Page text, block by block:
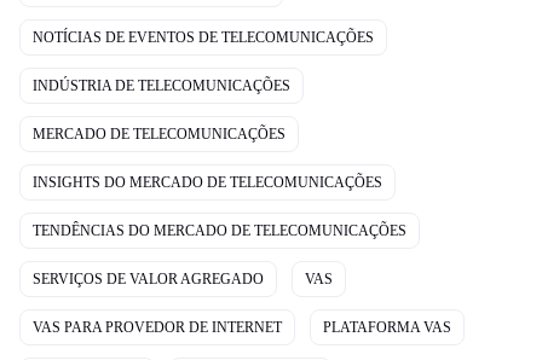
NOTÍCIAS DE EVENTOS DE TELECOMUNICAÇÕES
INDÚSTRIA DE TELECOMUNICAÇÕES
MERCADO DE TELECOMUNICAÇÕES
INSIGHTS DO MERCADO DE TELECOMUNICAÇÕES
TENDÊNCIAS DO MERCADO DE TELECOMUNICAÇÕES
SERVIÇOS DE VALOR AGREGADO VAS
VAS PARA PROVEDOR DE INTERNET PLATAFORMA VAS